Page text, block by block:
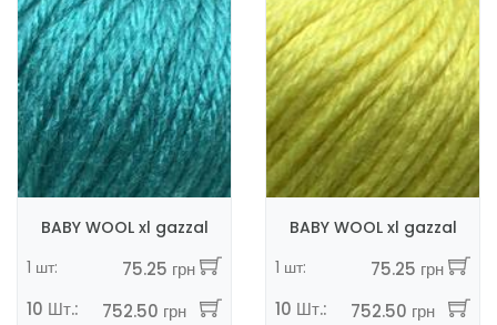
BABY WOOL xl gazzal
1 шт:
75.25 грн
10 Шт.:
752.50 грн
BABY WOOL xl gazzal
1 шт:
75.25 грн
10 Шт.:
752.50 грн